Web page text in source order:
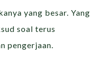
yang besar. Yang
soal terus
pengerjaan.